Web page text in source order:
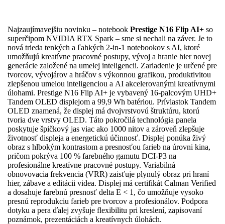
Najzaujímavejšiu novinku – notebook Prestige N16 Flip AI+ so
superčipom NVIDIA RTX Spark – sme si nechali na záver. Je to
nová trieda tenkých a ľahkých 2-in-1 notebookov s AI, ktoré
umožňujú kreatívne pracovné postupy, vývoj a hranie hier novej
generácie založené na umelej inteligencii. Zariadenie je určené pre
tvorcov, vývojárov a hráčov s výkonnou grafikou, produktivitou
zlepšenou umelou inteligenciou a AI akcelerovanými kreatívnymi
úlohami. Prestige N16 Flip AI+ je vybavený 16-palcovým UHD+
Tandem OLED displejom a 99,9 Wh batériou. Prívlastok Tandem
OLED znamená, že displej má dvojvrstvovú štruktúru, ktorú
tvoria dve vrstvy OLED. Táto pokročilá technológia panela
poskytuje špičkový jas viac ako 1000 nitov a zároveň zlepšuje
životnosť displeja a energetickú účinnosť. Displej ponúka živý
obraz s hlbokým kontrastom a presnosťou farieb na úrovni kina,
pričom pokrýva 100 % farebného gamutu DCI-P3 na
profesionálne kreatívne pracovné postupy. Variabilná
obnovovacia frekvencia (VRR) zaisťuje plynulý obraz pri hraní
hier, zábave a editácii videa. Displej má certifikát Calman Verified
a dosahuje farebnú presnosť delta E < 1, čo umožňuje vysoko
presnú reprodukciu farieb pre tvorcov a profesionálov. Podpora
dotyku a pera ďalej zvyšuje flexibilitu pri kreslení, zapisovaní
poznámok, prezentáciách a kreatívnych úlohách.